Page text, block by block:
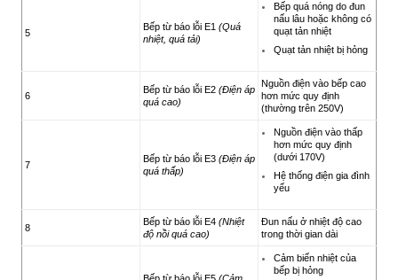
5
Bếp từ báo lỗi E1 (Quá
nhiệt, quá tải)
Bếp quá nóng do đun
nấu lâu hoặc không có
quạt tản nhiệt
Quạt tản nhiệt bị hỏng
6
Bếp từ báo lỗi E2 (Điện áp
quá cao)
Nguồn điện vào bếp cao
hơn mức quy định
(thường trên 250V)
7
Bếp từ báo lỗi E3 (Điện áp
quá thấp)
Nguồn điện vào thấp
hơn mức quy định
(dưới 170V)
Hệ thống điện gia đình
yếu
8
Bếp từ báo lỗi E4 (Nhiệt
độ nồi quá cao)
Đun nấu ở nhiệt độ cao
trong thời gian dài
Cảm biến nhiệt của
bếp bị hỏng